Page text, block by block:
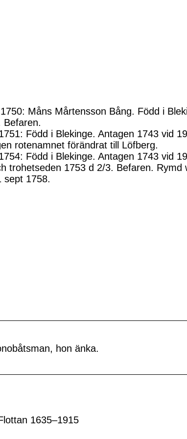
Måns Mårtensson Bång. Född i
Befaren.
Född i Blekinge. Antagen 1743 vid
rotenamnet förändrat till Löfberg.
Född i Blekinge. Antagen 1743 vid
trohetseden 1753 d 2/3. Befaren.
sept 1758.
hon änka.
1635–1915